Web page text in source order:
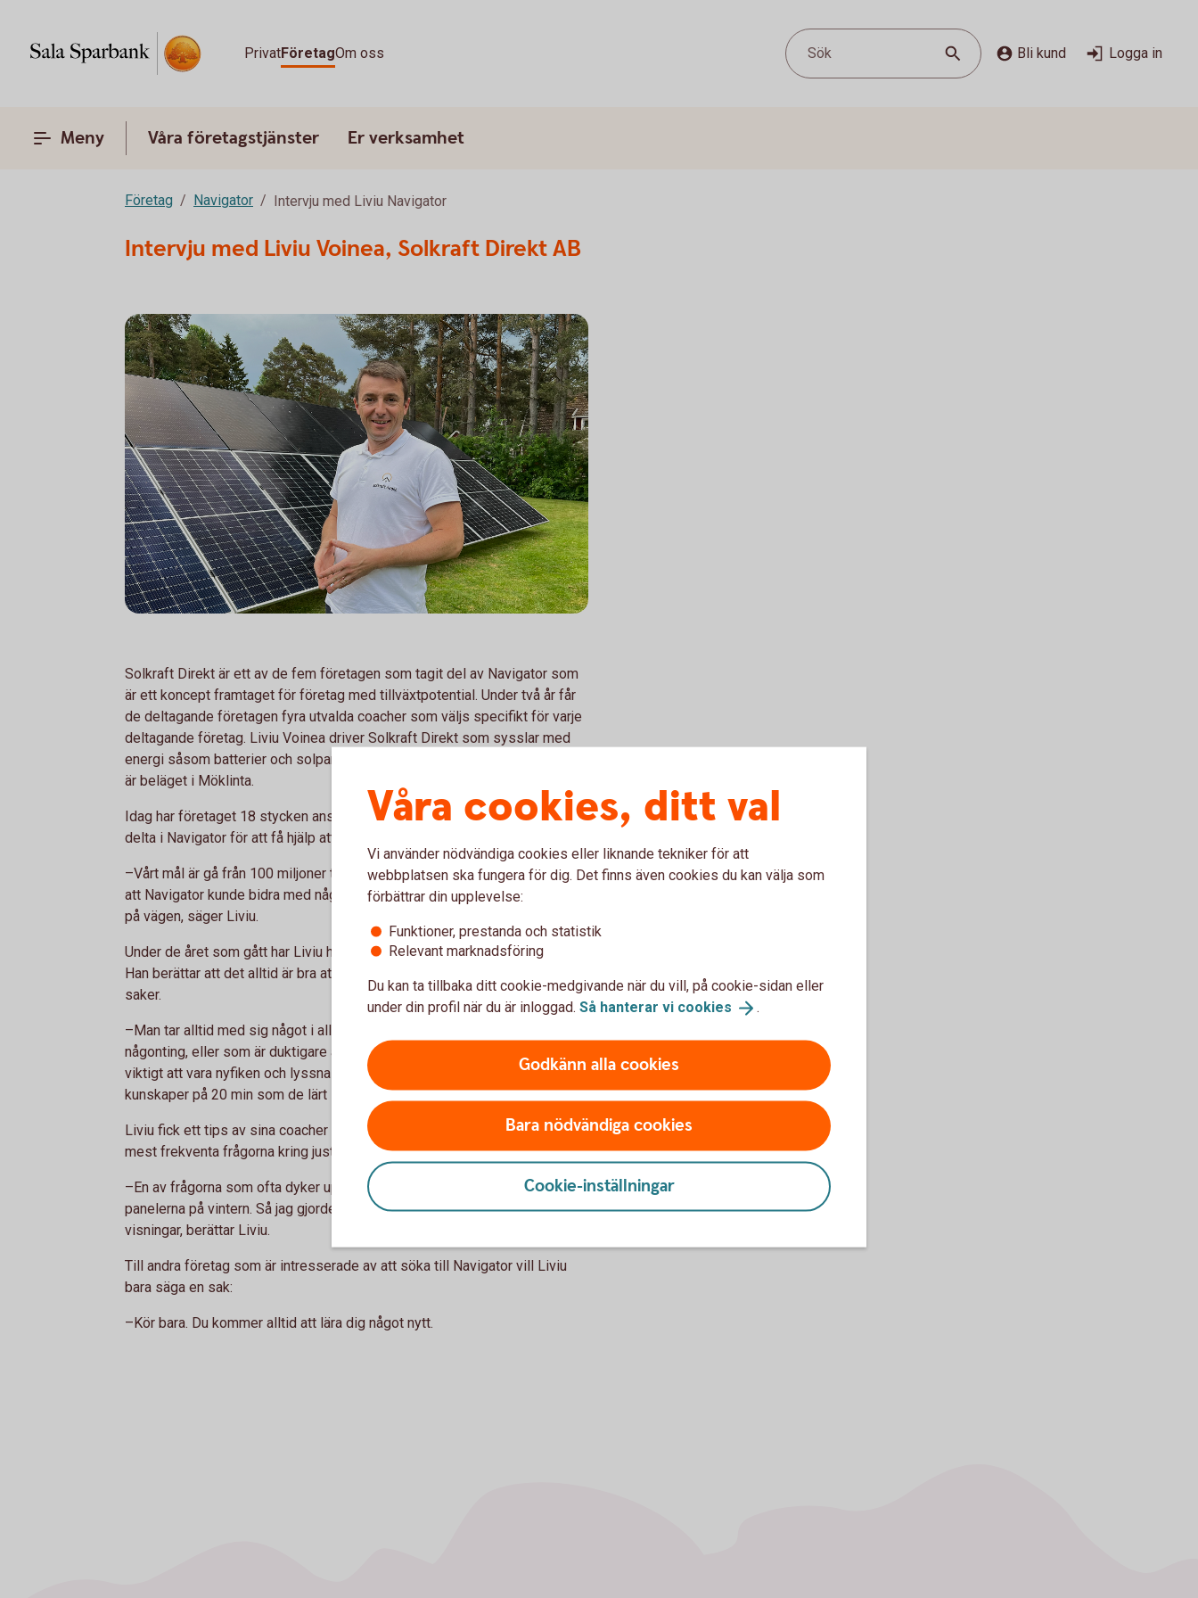
PrivatFöretagOm oss Sök Bli kund Logga in
Meny Våra företagstjänster Er verksamhet
Företag Navigator Intervju med Liviu Navigator
Intervju med Liviu Voinea, Solkraft Direkt AB
Solkraft Direkt är ett av de fem företagen som tagit del av Navigator som
är ett koncept framtaget för företag med tillväxtpotential. Under två år får
de deltagande företagen fyra utvalda coacher som väljs specifikt för varje
deltagande företag. Liviu Voinea driver Solkraft Direkt som sysslar med
energi såsom batterier och solpaneler. Montagebolaget startade 2019 och
är beläget i Möklinta.
Idag har företaget 18 stycken anställda. Liviu berättar att han valde att
delta i Navigator för att få hjälp att nå de satta målen för företaget.
–Vårt mål är gå från 100 miljoner till 300 miljoner i omsättning. Jag tänkte
att Navigator kunde bidra med några kloka huvuden som kunde hjälpa oss
på vägen, säger Liviu.
Under de året som gått har Liviu haft kontakt med sina coacher löpande.
Han berättar att det alltid är bra att omge sig med människor som är bra på
saker.
–Man tar alltid med sig något i alla möten. Alla människor som kan
någonting, eller som är duktigare än mig på någonting. Jag tror att det är
viktigt att vara nyfiken och lyssna på andra. Man kan få massor av
kunskaper på 20 min som de lärt sig under flera år, säger Liviu.
Liviu fick ett tips av sina coacher att börja producera videoklipp på kring de
mest frekventa frågorna kring just solpaneler.
–En av frågorna som ofta dyker upp är hur man skottar bort snön från
panelerna på vintern. Så jag gjorde en film om det. Den fick 43.000
visningar, berättar Liviu.
Till andra företag som är intresserade av att söka till Navigator vill Liviu
bara säga en sak:
–Kör bara. Du kommer alltid att lära dig något nytt.
Våra cookies, ditt val
Vi använder nödvändiga cookies eller liknande tekniker för att
webbplatsen ska fungera för dig. Det finns även cookies du kan välja som
förbättrar din upplevelse:
Funktioner, prestanda och statistik
Relevant marknadsföring
Du kan ta tillbaka ditt cookie-medgivande när du vill, på cookie-sidan eller
under din profil när du är inloggad. Så hanterar vi cookies .
Godkänn alla cookies
Bara nödvändiga cookies
Cookie-inställningar